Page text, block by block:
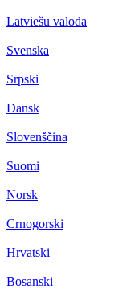
Latviešu valoda
Svenska
Srpski
Dansk
Slovenščina
Suomi
Norsk
Crnogorski
Hrvatski
Bosanski